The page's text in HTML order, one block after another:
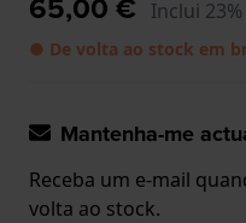
Inclui
● De volta ao stock em
Mantenha-me
Receba um e-mail
volta ao stock.